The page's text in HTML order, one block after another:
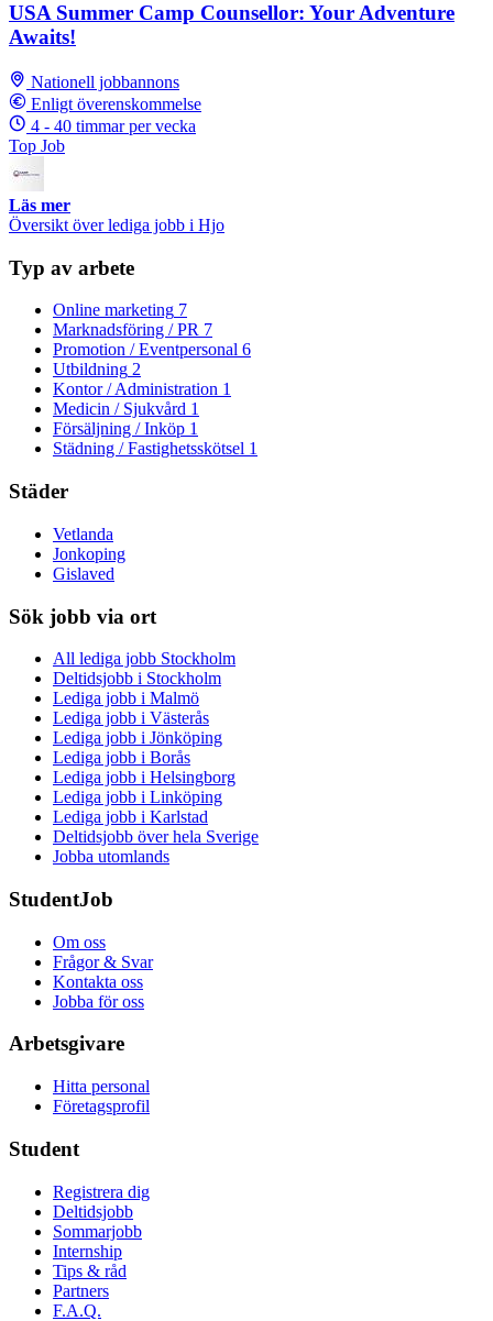
USA Summer Camp Counsellor: Your Adventure
Awaits!
Nationell jobbannons
Enligt överenskommelse
4 - 40 timmar per vecka
Top Job
Läs mer
Översikt över lediga jobb i Hjo
Typ av arbete
Online marketing 7
Marknadsföring / PR 7
Promotion / Eventpersonal 6
Utbildning 2
Kontor / Administration 1
Medicin / Sjukvård 1
Försäljning / Inköp 1
Städning / Fastighetsskötsel 1
Städer
Vetlanda
Jonkoping
Gislaved
Sök jobb via ort
All lediga jobb Stockholm
Deltidsjobb i Stockholm
Lediga jobb i Malmö
Lediga jobb i Västerås
Lediga jobb i Jönköping
Lediga jobb i Borås
Lediga jobb i Helsingborg
Lediga jobb i Linköping
Lediga jobb i Karlstad
Deltidsjobb över hela Sverige
Jobba utomlands
StudentJob
Om oss
Frågor & Svar
Kontakta oss
Jobba för oss
Arbetsgivare
Hitta personal
Företagsprofil
Student
Registrera dig
Deltidsjobb
Sommarjobb
Internship
Tips & råd
Partners
F.A.Q.